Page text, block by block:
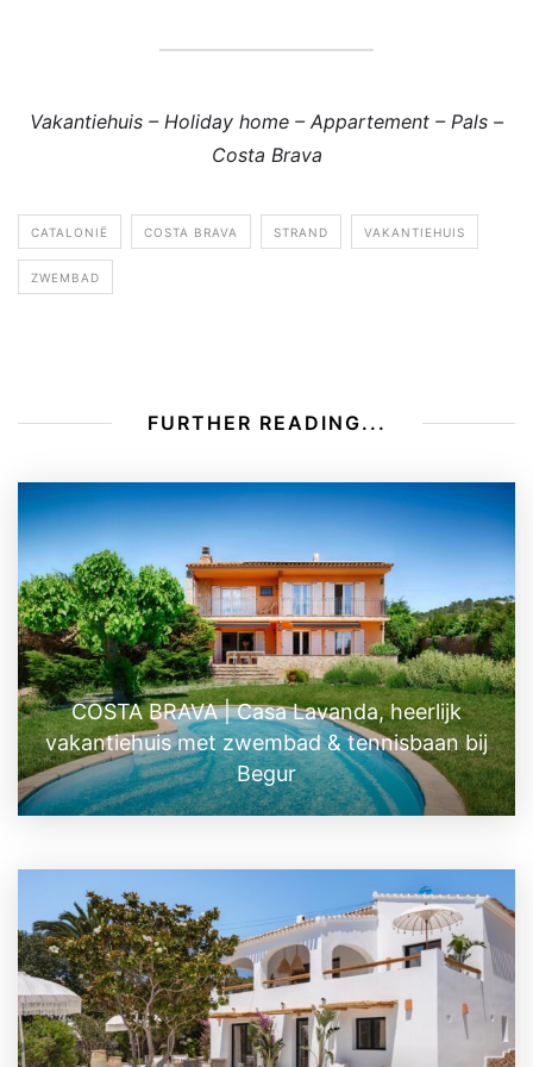
Vakantiehuis – Holiday home – Appartement – Pals –
Costa Brava
CATALONIË COSTA BRAVA STRAND VAKANTIEHUIS
ZWEMBAD
FURTHER READING...
COSTA BRAVA | Casa Lavanda, heerlijk
vakantiehuis met zwembad & tennisbaan bij
Begur